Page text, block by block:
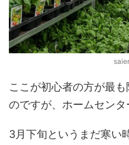
ここが初心者の方が最
のですが、ホームセンタ
3月下旬というまだ寒い